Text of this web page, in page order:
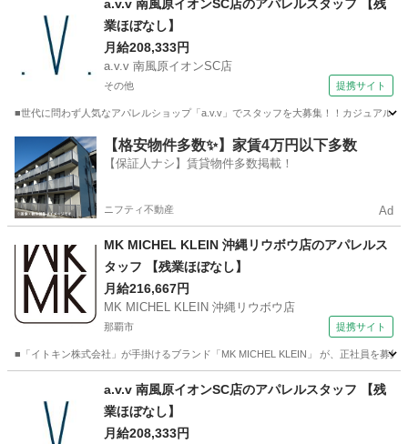
a.v.v 南風原イオンSC店のアパレルスタッフ 【残
業ほぼなし】
月給208,333円
a.v.v 南風原イオンSC店
その他 提携サイト
■世代に問わず人気なアパレルショップ「a.v.v」でスタッフを大募集！！カジュアル
その他 ファッション
【格安物件多数✨】家賃4万円以下多数
【保証人ナシ】賃貸物件多数掲載！
ニフティ不動産 Ad
MK MICHEL KLEIN 沖縄リウボウ店のアパレルス
タッフ 【残業ほぼなし】
月給216,667円
MK MICHEL KLEIN 沖縄リウボウ店
那覇市 提携サイト
■「イトキン株式会社」が手掛けるブランド「MK MICHEL KLEIN」 が、正社員を募
ファッション
a.v.v 南風原イオンSC店のアパレルスタッフ 【残
業ほぼなし】
月給208,333円